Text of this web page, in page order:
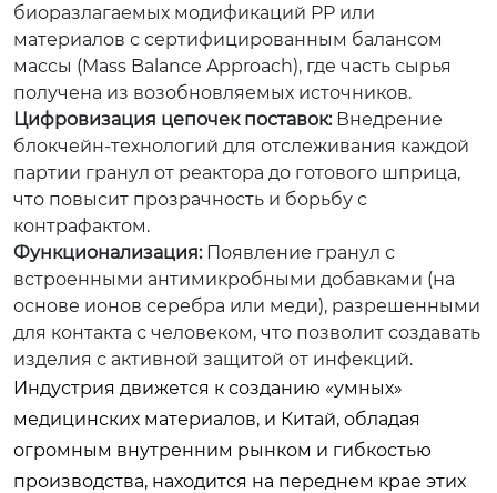
биоразлагаемых модификаций PP или
материалов с сертифицированным балансом
массы (Mass Balance Approach), где часть сырья
получена из возобновляемых источников.
Цифровизация цепочек поставок:Внедрение
блокчейн-технологий для отслеживания каждой
партии гранул от реактора до готового шприца,
что повысит прозрачность и борьбу с
контрафактом.
Функционализация:Появление гранул с
встроенными антимикробными добавками (на
основе ионов серебра или меди), разрешенными
для контакта с человеком, что позволит создавать
изделия с активной защитой от инфекций.
Индустрия движется к созданию «умных»
медицинских материалов, и Китай, обладая
огромным внутренним рынком и гибкостью
производства, находится на переднем крае этих